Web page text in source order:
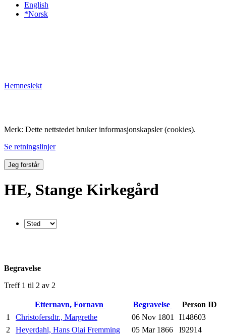
English
*Norsk
Hemneslekt
Merk: Dette nettstedet bruker informasjonskapsler (cookies).
Se retningslinjer
Jeg forstår
HE, Stange Kirkegård
Begravelse
Treff 1 til 2 av 2
Etternavn, Fornavn Begravelse
Person ID
1
Christofersdtr., Margrethe 06 Nov 1801
I148603
2
Heyerdahl, Hans Olai Fremming 05 Mar 1866 I92914